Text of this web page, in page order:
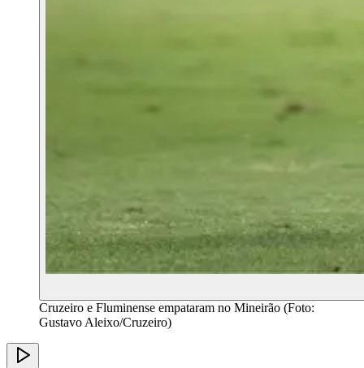
Cruzeiro e Fluminense empataram no Mineirão (Foto:
Gustavo Aleixo/Cruzeiro)